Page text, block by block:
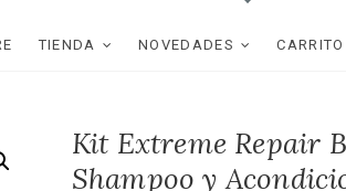
essenz
TIENDA NOVEDADES CARRITO
Kit Extreme Repair
Shampoo y